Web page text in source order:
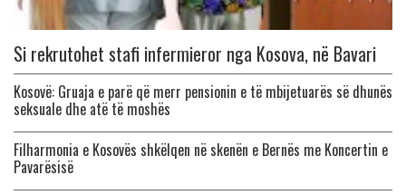
Si rekrutohet stafi infermieror nga Kosova, në Bavari
Kosovë: Gruaja e parë që merr pensionin e të mbijetuarës së dhunës
seksuale dhe atë të moshës
Filharmonia e Kosovës shkëlqen në skenën e Bernës me Koncertin e
Pavarësisë